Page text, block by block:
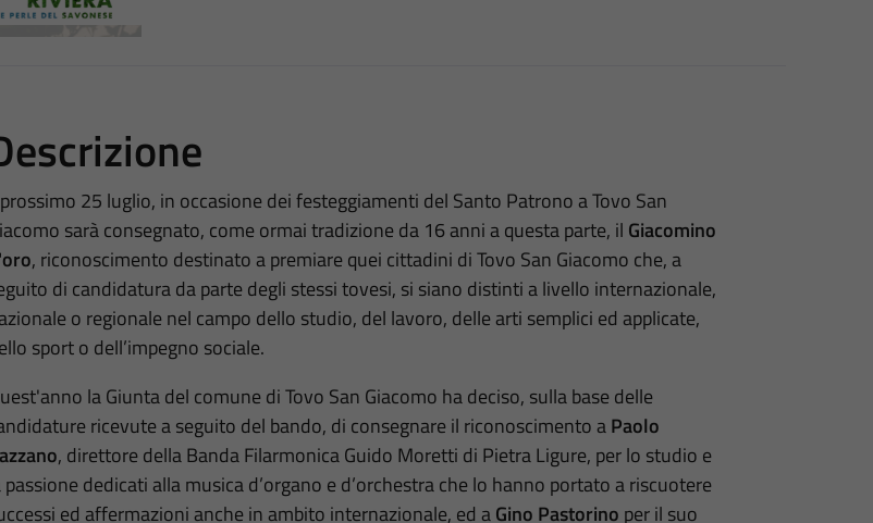
25 luglio, in occasione dei festeggiamenti del Santo Patrono a Tovo San
sarà consegnato, come ormai tradizione da 16 anni a questa parte, il Giacomino
, riconoscimento destinato a premiare quei cittadini di Tovo San Giacomo che, a
di candidatura da parte degli stessi tovesi, si siano distinti a livello internazionale,
o regionale nel campo dello studio, del lavoro, delle arti semplici ed applicate,
sport o dell’impegno sociale.
la Giunta del comune di Tovo San Giacomo ha deciso, sulla base delle
ricevute a seguito del bando, di consegnare il riconoscimento aPaolo
, direttore della Banda Filarmonica Guido Moretti di Pietra Ligure, per lo studio e
passione dedicati alla musica d’organo e d’orchestra che lo hanno portato a riscuotere
ed affermazioni anche in ambito internazionale, ed aGino Pastorino per il suo